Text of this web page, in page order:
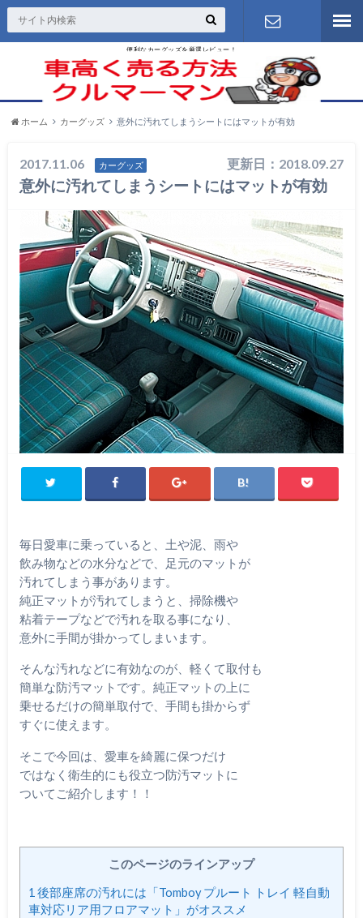
便利なカーグッズを厳選レビュー！
お問い合わ
せ
ホーム カーグッズ 意外に汚れてしまうシートにはマットが有効
2017.11.06 カーグッズ 更新日：2018.09.27
意外に汚れてしまうシートにはマットが有効
毎日愛車に乗っていると、土や泥、雨や
飲み物などの水分などで、足元のマットが
汚れてしまう事があります。
純正マットが汚れてしまうと、掃除機や
粘着テープなどで汚れを取る事になり、
意外に手間が掛かってしまいます。
そんな汚れなどに有効なのが、軽くて取付も
簡単な防汚マットです。純正マットの上に
乗せるだけの簡単取付で、手間も掛からず
すぐに使えます。
そこで今回は、愛車を綺麗に保つだけ
ではなく衛生的にも役立つ防汚マットに
ついてご紹介します！！
このページのラインアップ
1 後部座席の汚れには「Tomboy プルート トレイ 軽自動
車対応リア用フロアマット」がオススメ